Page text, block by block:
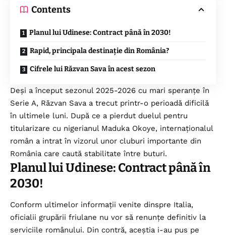
Contents
Planul lui Udinese: Contract până în 2030!
Rapid, principala destinație din România?
Cifrele lui Răzvan Sava în acest sezon
Deși a început sezonul 2025-2026 cu mari speranțe în
Serie A, Răzvan Sava a trecut printr-o perioadă dificilă
în ultimele luni. După ce a pierdut duelul pentru
titularizare cu nigerianul Maduka Okoye, internaționalul
român a intrat în vizorul unor cluburi importante din
România care caută stabilitate între buturi.
Planul lui Udinese: Contract până în
2030!
Conform ultimelor informații venite dinspre Italia,
oficialii grupării friulane nu vor să renunțe definitiv la
serviciile românului. Din contră, aceștia i-au pus pe